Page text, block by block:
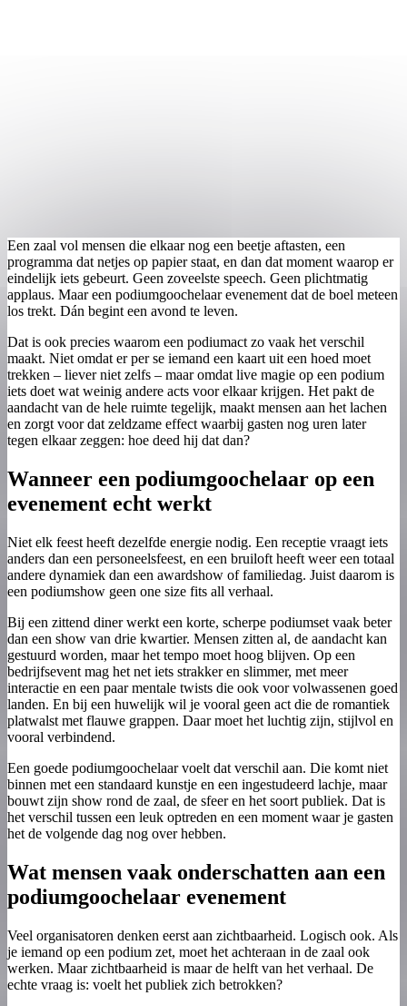
Een zaal vol mensen die elkaar nog een beetje aftasten, een
programma dat netjes op papier staat, en dan dat moment waarop er
eindelijk iets gebeurt. Geen zoveelste speech. Geen plichtmatig
applaus. Maar een podiumgoochelaar evenement dat de boel meteen
los trekt. Dán begint een avond te leven.
Dat is ook precies waarom een podiumact zo vaak het verschil
maakt. Niet omdat er per se iemand een kaart uit een hoed moet
trekken – liever niet zelfs – maar omdat live magie op een podium
iets doet wat weinig andere acts voor elkaar krijgen. Het pakt de
aandacht van de hele ruimte tegelijk, maakt mensen aan het lachen
en zorgt voor dat zeldzame effect waarbij gasten nog uren later
tegen elkaar zeggen: hoe deed hij dat dan?
Wanneer een podiumgoochelaar op een
evenement echt werkt
Niet elk feest heeft dezelfde energie nodig. Een receptie vraagt iets
anders dan een personeelsfeest, en een bruiloft heeft weer een totaal
andere dynamiek dan een awardshow of familiedag. Juist daarom is
een podiumshow geen one size fits all verhaal.
Bij een zittend diner werkt een korte, scherpe podiumset vaak beter
dan een show van drie kwartier. Mensen zitten al, de aandacht kan
gestuurd worden, maar het tempo moet hoog blijven. Op een
bedrijfsevent mag het net iets strakker en slimmer, met meer
interactie en een paar mentale twists die ook voor volwassenen goed
landen. En bij een huwelijk wil je vooral geen act die de romantiek
platwalst met flauwe grappen. Daar moet het luchtig zijn, stijlvol en
vooral verbindend.
Een goede podiumgoochelaar voelt dat verschil aan. Die komt niet
binnen met een standaard kunstje en een ingestudeerd lachje, maar
bouwt zijn show rond de zaal, de sfeer en het soort publiek. Dat is
het verschil tussen een leuk optreden en een moment waar je gasten
het de volgende dag nog over hebben.
Wat mensen vaak onderschatten aan een
podiumgoochelaar evenement
Veel organisatoren denken eerst aan zichtbaarheid. Logisch ook. Als
je iemand op een podium zet, moet het achteraan in de zaal ook
werken. Maar zichtbaarheid is maar de helft van het verhaal. De
echte vraag is: voelt het publiek zich betrokken?